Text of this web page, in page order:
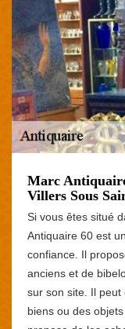
Marc
Villers Sous
Si vous êtes situé
Antiquaire 60 est
confiance. Il
anciens et de
sur son site. Il
biens ou des